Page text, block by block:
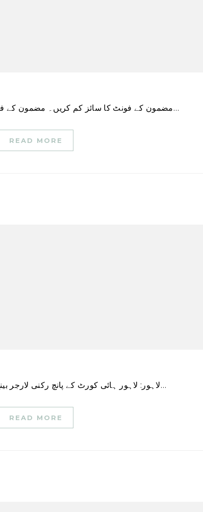
مضمون کے فونٹ کا سائز کم کریں۔ مضمون کے فونٹ کا سائز بڑھائیں۔ ونی پیگ پولیس کا کہنا ہے کہ…
READ MORE
لاہور: لاہور ہائی کورٹ کے پانچ رکنی لارجر بینچ نے منگل کو چار ایک کی اکثریت کے ساتھ پنجاب کے…
READ MORE